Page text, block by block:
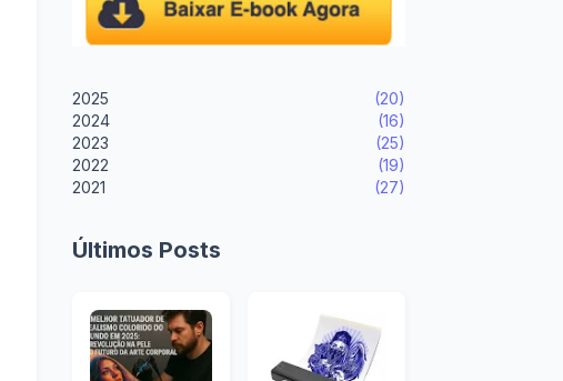
2025
(20)
2024
(16)
2023
(25)
2022
(19)
2021
(27)
Últimos Posts